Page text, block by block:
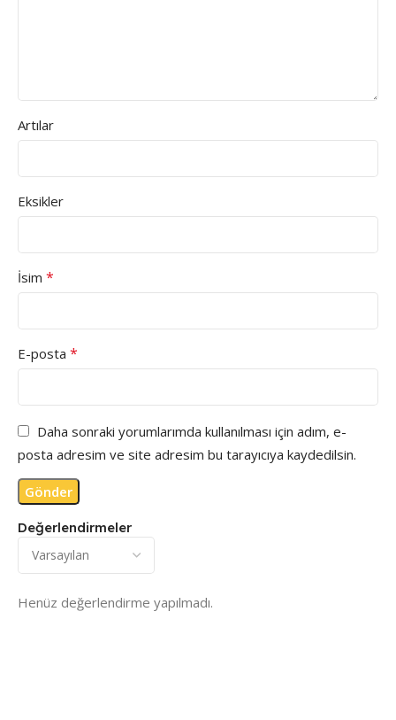
Değerlendirmeler
Henüz değerlendirme yapılmadı.
Artılar
Eksikler
İsim *
E-posta *
Daha sonraki yorumlarımda kullanılması için adım, e-
posta adresim ve site adresim bu tarayıcıya kaydedilsin.